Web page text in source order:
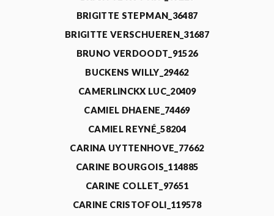
BRIGITTE STEPMAN_36487
BRIGITTE VERSCHUEREN_31687
BRUNO VERDOODT_91526
BUCKENS WILLY_29462
CAMERLINCKX LUC_20409
CAMIEL DHAENE_74469
CAMIEL REYNÉ_58204
CARINA UYTTENHOVE_77662
CARINE BOURGOIS_114885
CARINE COLLET_97651
CARINE CRISTOFOLI_119578